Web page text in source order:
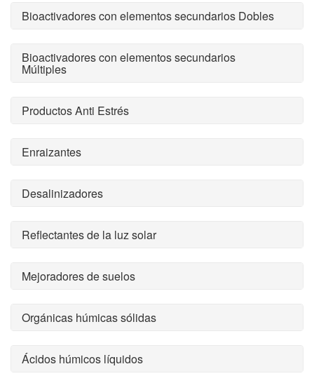
Bioactivadores con elementos secundarios Dobles
Bioactivadores con elementos secundarios
Múltiples
Productos Anti Estrés
Enraizantes
Desalinizadores
Reflectantes de la luz solar
Mejoradores de suelos
Orgánicas húmicas sólidas
Ácidos húmicos líquidos